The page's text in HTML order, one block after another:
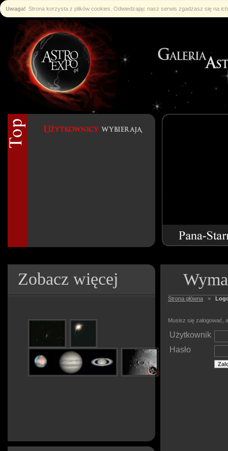
Uwaga! Strona korzysta z plików cookies. Odwiedzając nasz serwis zgadzasz się na
Zobacz więcej
Strona główna »
Musisz się zalogować,
Użytkownik
Hasło